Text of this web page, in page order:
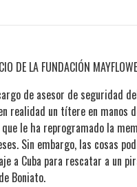
DE LA FUNDACIÓN
de asesor de seguridad
realidad un títere en manos
le ha reprogramado la
Sin embargo, las cosas
a Cuba para rescatar a un
Boniato.